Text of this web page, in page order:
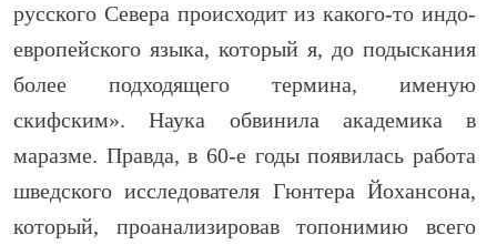
русского Севера происходит из какого-то индо-
европейского языка, который я, до подыскания
более подходящего термина, именую
скифским». Наука обвинила академика в
маразме. Правда, в 60-е годы появилась работа
шведского исследователя Гюнтера Йохансона,
который, проанализировав топонимию всего